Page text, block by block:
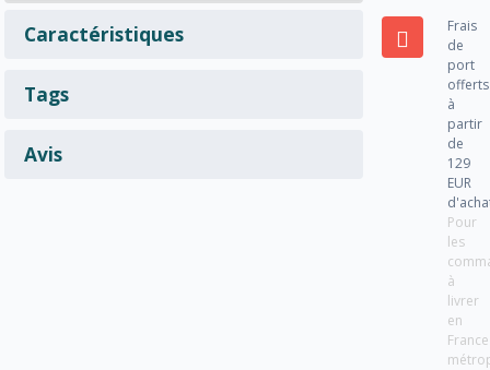
Caractéristiques
Tags
Avis
Frais
de
port
offerts
à
partir
de
129
EUR
Pour
les
à
livrer
en
France